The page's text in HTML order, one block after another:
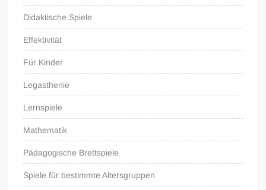
Didaktische Spiele
Effektivität
Für Kinder
Legasthenie
Lernspiele
Mathematik
Pädagogische Brettspiele
Spiele für bestimmte Altersgruppen